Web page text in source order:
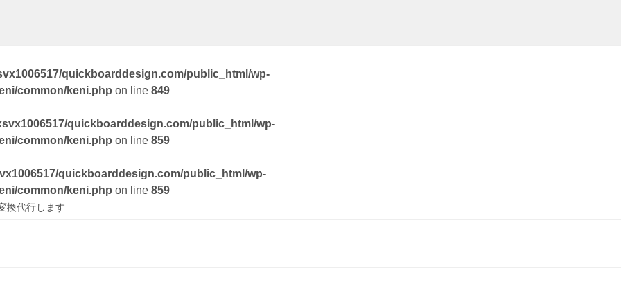
quickboarddesign.com/public_html/wp-
common/keni.php on line 849
quickboarddesign.com/public_html/wp-
common/keni.php on line 859
quickboarddesign.com/public_html/wp-
common/keni.php on line 859
換代行します